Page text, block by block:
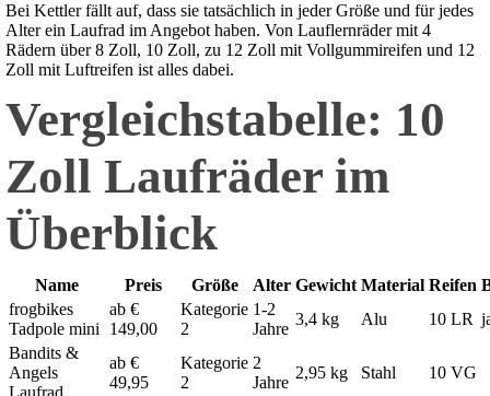
Bei Kettler fällt auf, dass sie tatsächlich in jeder Größe und für jedes
Alter ein Laufrad im Angebot haben. Von Lauflernräder mit 4
Rädern über 8 Zoll, 10 Zoll, zu 12 Zoll mit Vollgummireifen und 12
Zoll mit Luftreifen ist alles dabei.
Vergleichstabelle: 10
Zoll Laufräder im
Überblick
Name Preis Größe Alter Gewicht Material Reifen
frogbikes
Tadpole mini
ab €
149,00
Kategorie
2
1-2
Jahre
3,4 kg Alu 10 LR
Bandits &
Angels
ab €
49,95
Kategorie
2
2
Jahre
2,95 kg Stahl 10 VG